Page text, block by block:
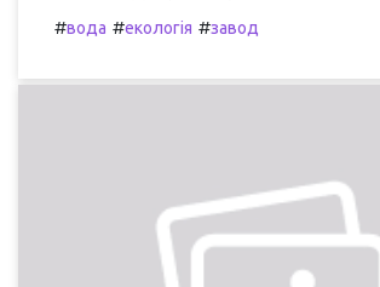
#вода #екологія #завод